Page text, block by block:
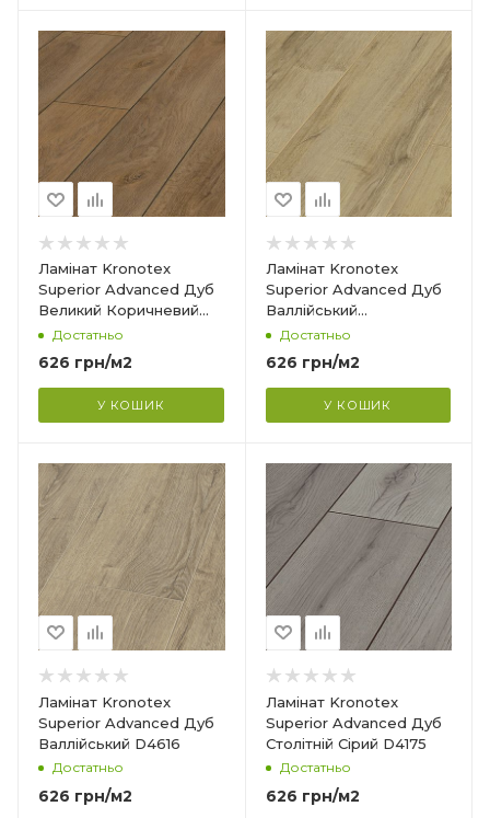
Ламінат Kronotex
Superior Advanced Дуб
Великий Коричневий
D4957
Достатньо
626 грн/м2
У КОШИК
Країна-виробник
Німеччина
Колекція
Superior Advanced
Клас зносостійкості
32
Товщина
Ширина
193 мм
Довжина
1380 мм
Фаска
4V
Ламінат Kronotex
Superior Advanced Дуб
Валлійський
Натуральний D4617
Достатньо
626 грн/м2
У КОШИК
Ламінат Kronotex
Superior Advanced Дуб
Валлійський D4616
Достатньо
626 грн/м2
Країна-виробник
Німеччина
Колекція
Superior Advanced
Клас зносостійкості
32
Товщина
Ширина
193 мм
Довжина
1380 мм
Фаска
Ламінат Kronotex
Superior Advanced Дуб
Столітній Сірий D4175
Достатньо
626 грн/м2